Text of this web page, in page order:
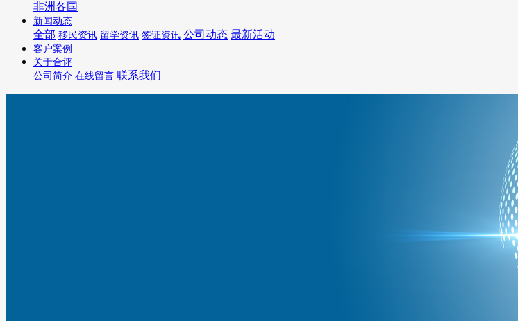
非洲各国
新闻动态
全部 移民资讯 留学资讯 签证资讯 公司动态 最新活动
客户案例
关于合评
公司简介 在线留言 联系我们